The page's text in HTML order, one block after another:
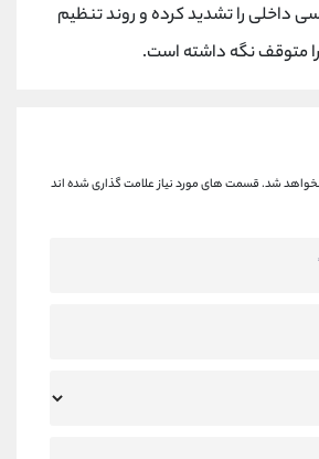
داخلی را تشدید کرده و روند تنظیم
را متوقف نگه داشته است.
شد.قسمت های مورد نیاز علامت گذاری شده اند